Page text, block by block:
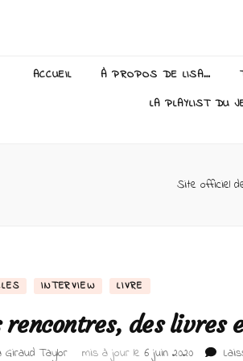
ACCUEIL À PROPOS DE LISA…
LA PLAYLIST DU
Site officiel
INTERVIEW LIVRE
rencontres, des
Giraud Taylor mis à jour le 6 juin 2020